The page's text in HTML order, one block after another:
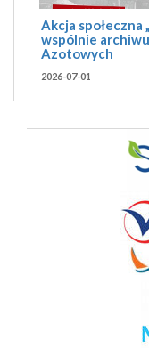
Akcja
wspólnie
Azotowych
2026-07-01